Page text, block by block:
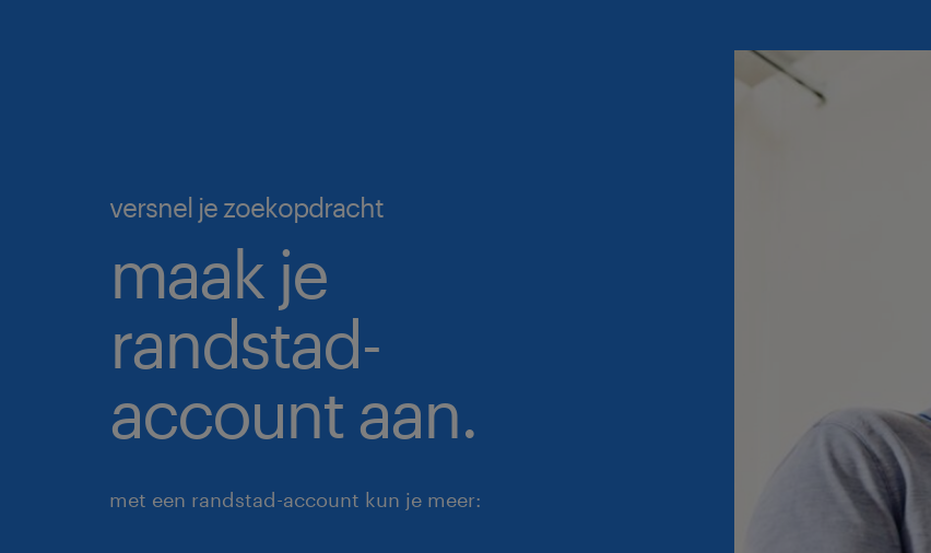
versnel je zoekopdracht
maak je
randstad-
account aan.
met een randstad-account kun je meer: